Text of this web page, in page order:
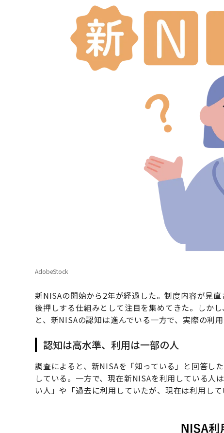
AdobeStock
新NISAの開始から2年が経過した。制度内容が見
後押しする仕組みとして注目を集めてきた。しか
と、新NISAの認知は進んでいる一方で、実際の利
認知は高水準、利用は一部の人
調査によると、新NISAを「知っている」と回答し
している。一方で、現在新NISAを利用している人
い人」や「過去に利用していたが、現在は利用し